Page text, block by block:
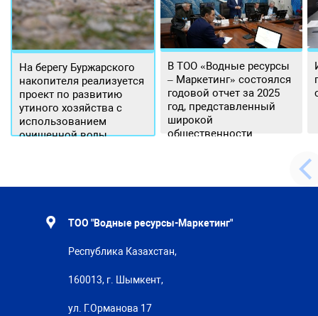
На берегу Буржарского
накопителя реализуется
проект по развитию
утиного хозяйства с
использованием
очищенной воды
В ТОО «Водные ресурсы
– Маркетинг» состоялся
годовой отчет за 2025
год, представленный
широкой
общественности.
ТОО "Водные ресурсы-Маркетинг"
Республика Казахстан,
160013, г. Шымкент,
ул. Г.Орманова 17